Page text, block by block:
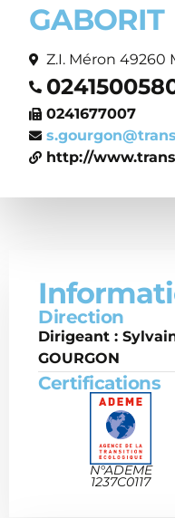
GABORIT
Z.I. Méron 49260
0241677007
http://
Direction
Dirigeant :
GOURGON
Certifications
N°ADEME
1237C0117